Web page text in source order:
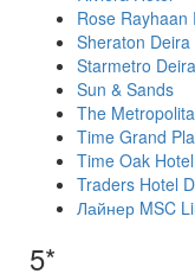
Rose Rayhaan
Sheraton
Starmetro
Sun & Sands
The
Time Grand
Time Oak
Traders Hotel
Лайнер MSC
5*